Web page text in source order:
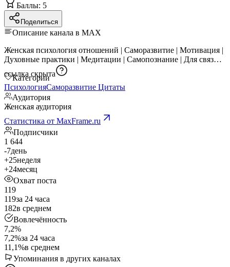
Баллы: 5
Поделиться
Описание канала в MAX
Женская психология отношений | Саморазвитие | Мотивация |
Духовные практики | Медитации | Самопознание | Для связи:
ссылка скрыта
Категории
ПсихологияСаморазвитие Цитаты
Аудитория
Женская аудитория
Статистика от MaxFrame.ru
Подписчики
1 644
-7день
+25неделя
+24месяц
Охват поста
119
119за 24 часа
182в среднем
Вовлечённость
7,2%
7,2%за 24 часа
11,1%в среднем
Упоминания в других каналах